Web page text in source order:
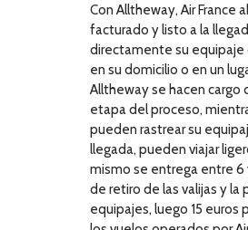
Con Alltheway, Air France
facturado y listo a la
directamente su equipaje
en su domicilio o en un
Alltheway se hacen cargo
etapa del proceso,
pueden rastrear su
llegada, pueden viajar
mismo se entrega entre 6
de retiro de las valijas y
equipajes, luego 15 euros